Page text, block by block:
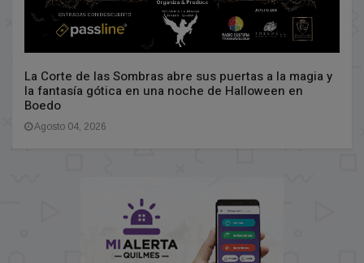
La Corte de las Sombras abre sus puertas a la magia y
la fantasía gótica en una noche de Halloween en
Boedo
Agosto 04, 2026